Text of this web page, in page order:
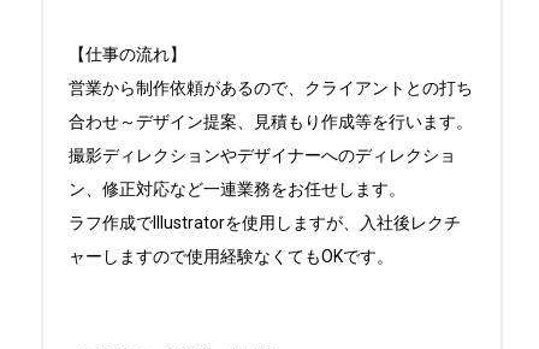
【仕事の流れ】
営業から制作依頼があるので、クライアントとの打ち
合わせ～デザイン提案、見積もり作成等を行います。
撮影ディレクションやデザイナーへのディレクショ
ン、修正対応など一連業務をお任せします。
ラフ作成でIllustratorを使用しますが、入社後レクチ
ャーしますので使用経験なくてもOKです。